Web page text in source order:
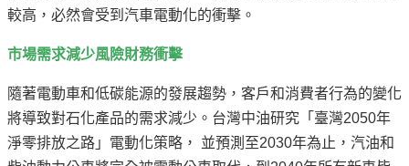
較高，必然會受到汽車電動化的衝擊。
市場需求減少風險財務衝擊
隨著電動車和低碳能源的發展趨勢，客戶和消費者行為的變化
將導致對石化產品的需求減少。台灣中油研究「臺灣2050年
淨零排放之路」電動化策略， 並預測至2030年為止，汽油和